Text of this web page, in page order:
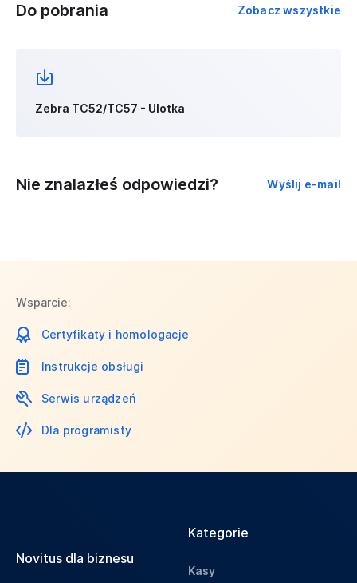
Do pobrania Zobacz wszystkie
Zebra TC52/TC57 - Ulotka
Nie znalazłeś odpowiedzi? Wyślij e-mail
Wsparcie:
Certyfikaty i homologacje
Instrukcje obsługi
Serwis urządzeń
Dla programisty
Novitus dla biznesu
Kategorie
Kasy